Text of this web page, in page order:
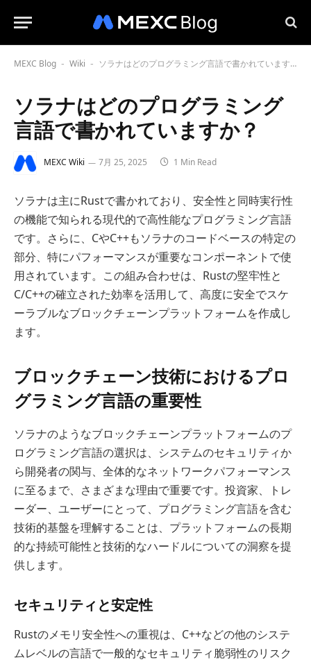
MEXC Blog - Wiki - ソラナはどのプログラミング言語で書かれていますか？
ソラナはどのプログラミング
言語で書かれていますか？
MEXC Wiki 7月 25, 2025 1 Min Read
ソラナは主にRustで書かれており、安全性と同時実行性
の機能で知られる現代的で高性能なプログラミング言語
です。さらに、CやC++もソラナのコードベースの特定の
部分、特にパフォーマンスが重要なコンポーネントで使
用されています。この組み合わせは、Rustの堅牢性と
C/C++の確立された効率を活用して、高度に安全でスケ
ーラブルなブロックチェーンプラットフォームを作成し
ます。
ブロックチェーン技術におけるプロ
グラミング言語の重要性
ソラナのようなブロックチェーンプラットフォームのプ
ログラミング言語の選択は、システムのセキュリティか
ら開発者の関与、全体的なネットワークパフォーマンス
に至るまで、さまざまな理由で重要です。投資家、トレ
ーダー、ユーザーにとって、プログラミング言語を含む
技術的基盤を理解することは、プラットフォームの長期
的な持続可能性と技術的なハードルについての洞察を提
供します。
セキュリティと安定性
Rustのメモリ安全性への重視は、C++などの他のシステ
ムレベルの言語で一般的なセキュリティ脆弱性のリスク